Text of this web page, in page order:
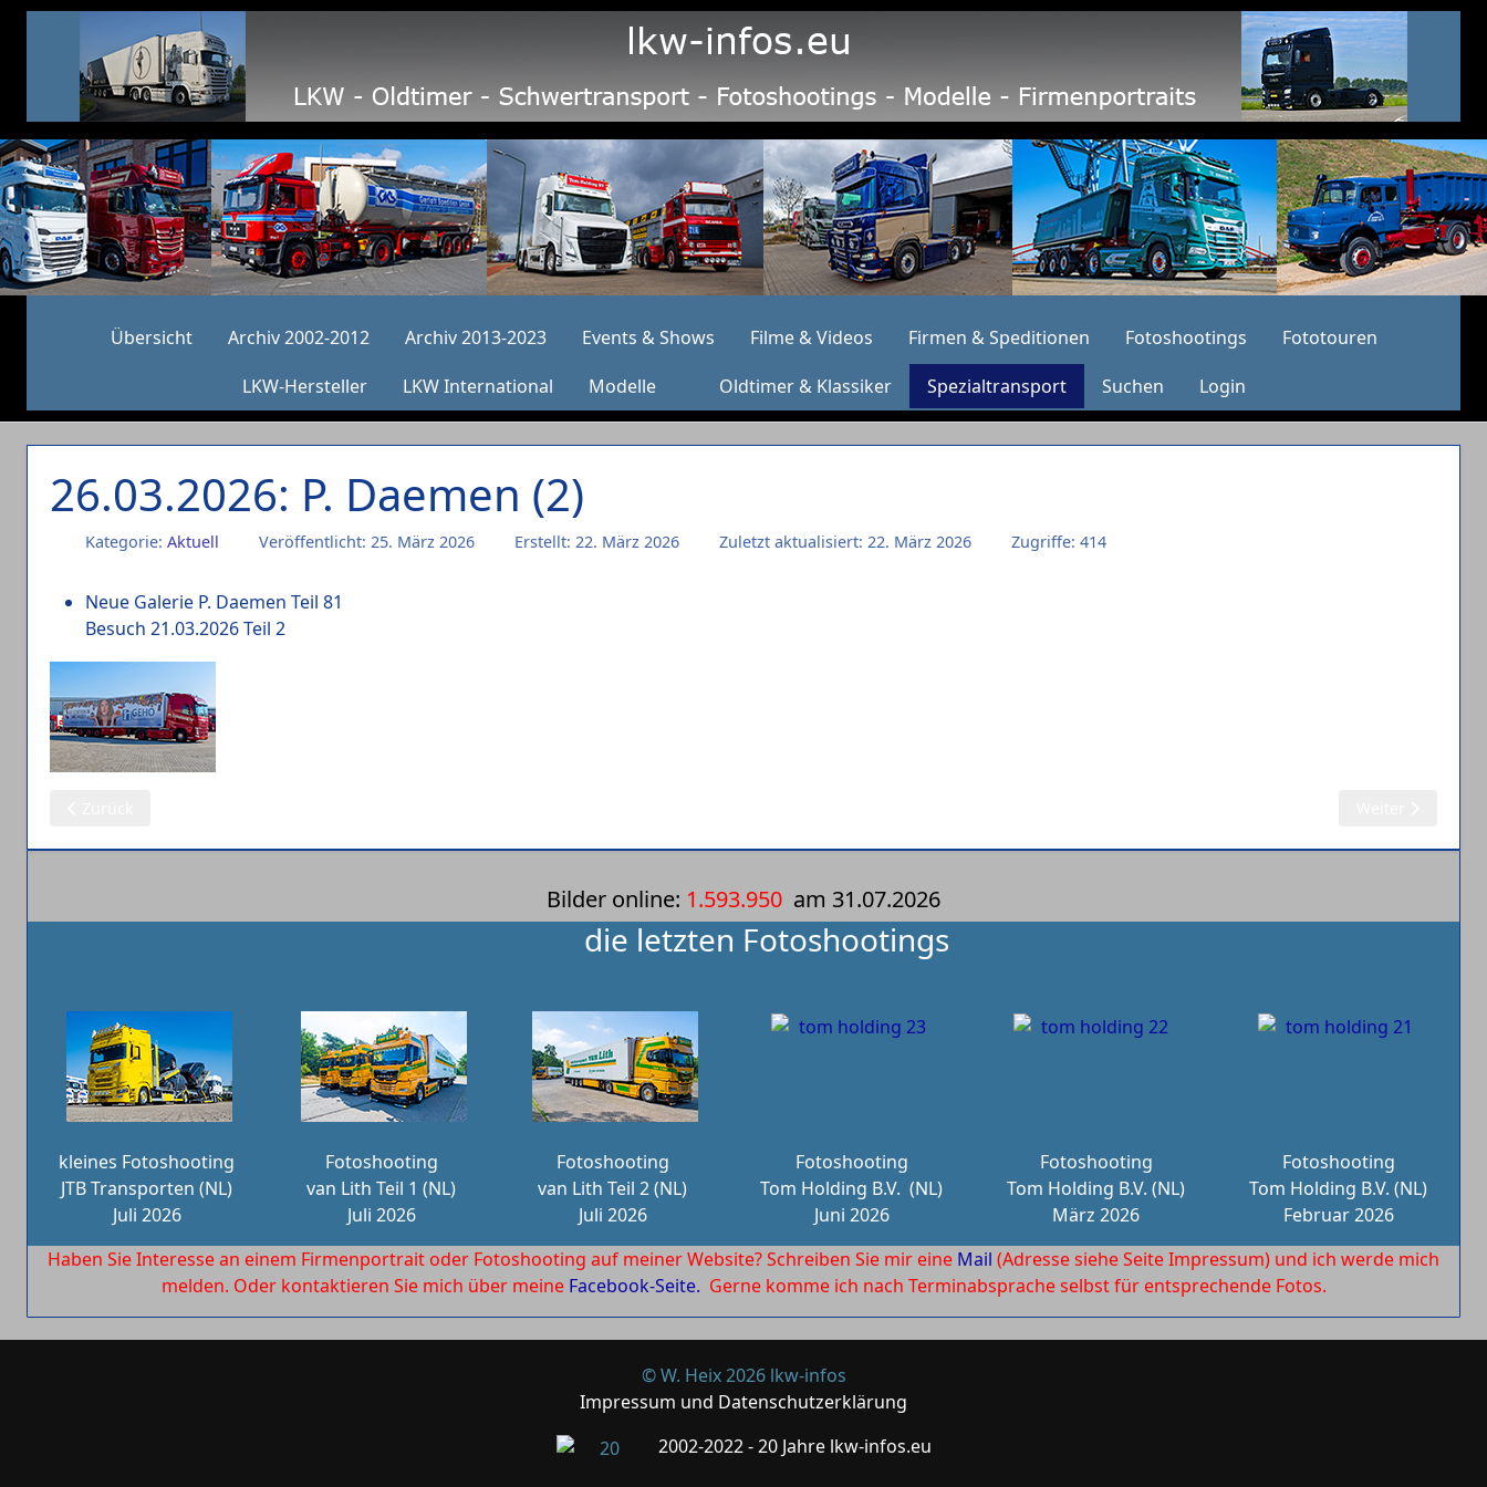
Übersicht Archiv 2002-2012 Archiv 2013-2023 Events & Shows Filme & Videos Firmen & Speditionen Fotoshootings
Fototouren
LKW-Hersteller
LKW International Modelle Oldtimer & Klassiker Spezialtransport Suchen Login
26.03.2026: P. Daemen (2)
Kategorie: Aktuell Veröffentlicht: 25. März 2026 Erstellt: 22. März 2026 Zuletzt aktualisiert: 22. März 2026 Zugriffe: 414
Neue Galerie P. Daemen Teil 81
Besuch 21.03.2026 Teil 2
Bilder online: 1.593.950 am 31.07.2026
die letzten Fotoshootings
kleines Fotoshooting
JTB Transporten (NL)
Juli 2026
Fotoshooting
van Lith Teil 1 (NL)
Juli 2026
Fotoshooting
van Lith Teil 2 (NL)
Juli 2026
Fotoshooting
Tom Holding B.V. (NL)
Juni 2026
Fotoshooting
Tom Holding B.V. (NL)
März 2026
Fotoshooting
Tom Holding B.V. (NL)
Februar 2026
Haben Sie Interesse an einem Firmenportrait oder Fotoshooting auf meiner Website? Schreiben Sie mir eine Mail (Adresse siehe Seite Impressum) und ich werde mich
melden. Oder kontaktieren Sie mich über meine Facebook-Seite. Gerne komme ich nach Terminabsprache selbst für entsprechende Fotos.
© W. Heix 2026 lkw-infos
Impressum und Datenschutzerklärung
2002-2022 - 20 Jahre lkw-infos.eu